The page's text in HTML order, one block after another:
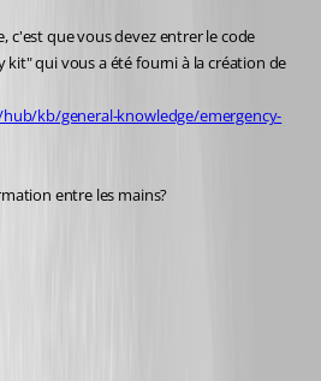
c'est que vous devez entrer le code
qui vous a été fourni à la création de
kb/general-knowledge/emergency-
entre les mains?